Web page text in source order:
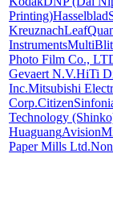
Printing)Hasselblad
KreuznachLeaf
Instruments
Photo Film Co.,
Gevaert N.V.HiTi
Inc.Mitsubishi
Corp.Citizen
Technology
HuaguangAvision
Paper Mills Ltd.